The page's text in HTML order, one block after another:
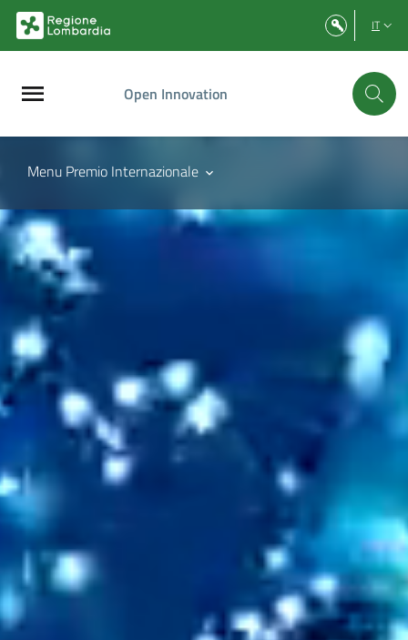
Vai al contenuto principale
Vai al footer IT
Open Innovation
Menu Premio Internazionale